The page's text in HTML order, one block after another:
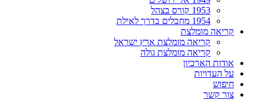
1953 קורס בצהל
1954 מחבלים בדרך לאילת
קריאה מומלצת
קריאה מומלצת ארץ ישראל
קריאה מומלצת גולה
אודות הארכיון
על העדויות
חיפוש
צור קשר